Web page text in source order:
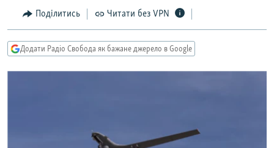
Перейти
пошуку
СУСПІЛЬСТВО
СПОРТ
ДОНБАС.РЕАЛІЇ
КРИМ.РЕАЛІЇ
ТИ ЯК?
Поділитись Читати без VPN
Додати Радіо Свобода як бажане джерело в Google